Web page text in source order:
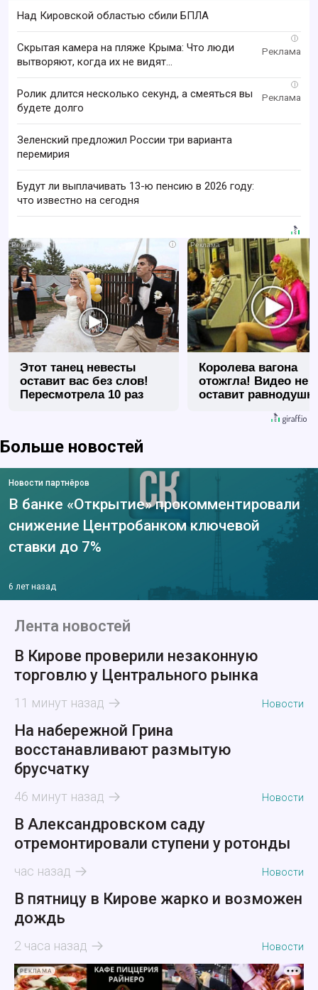
Над Кировской областью сбили БПЛА
i
Скрытая камера на пляже Крыма: Что люди
вытворяют, когда их не видят...
i
Ролик длится несколько секунд, а смеяться вы
будете долго
Зеленский предложил России три варианта
перемирия
Будут ли выплачивать 13-ю пенсию в 2026 году:
что известно на сегодня
i
Этот танец невесты
оставит вас без слов!
Пересмотрела 10 раз
Королева вагона
отожгла! Видео не
оставит
Больше новостей
Новости партнёров
В банке «Открытие» прокомментировали
снижение Центробанком ключевой
ставки до 7%
6 лет назад
Лента новостей
В Кирове проверили незаконную
торговлю у Центрального рынка
11 минут назад Новости
На набережной Грина
восстанавливают размытую
брусчатку
46 минут назад Новости
В Александровском саду
отремонтировали ступени у ротонды
час назад Новости
В пятницу в Кирове жарко и возможен
дождь
2 часа назад Новости
РЕКЛАМА